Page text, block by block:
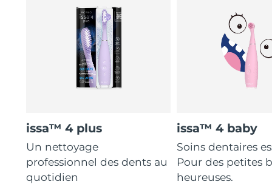
issa™ 4 plus
Un nettoyage
professionnel des dents au
quotidien
issa™ 4 baby
Soins dentaires
Pour des petites
heureuses.